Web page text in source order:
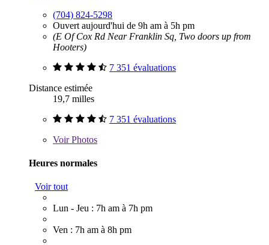
(704) 824-5298
Ouvert aujourd'hui de 9h am à 5h pm
(E Of Cox Rd Near Franklin Sq, Two doors up from
Hooters)
7 351 évaluations
Distance estimée
19,7 milles
7 351 évaluations
VoirPhotos
Heures normales
Voir tout
Lun - Jeu : 7h am à 7h pm
Ven : 7h am à 8h pm